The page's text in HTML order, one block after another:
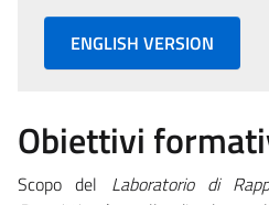
ENGLISH VERSION
Obiettivi
Scopo del Laboratorio di